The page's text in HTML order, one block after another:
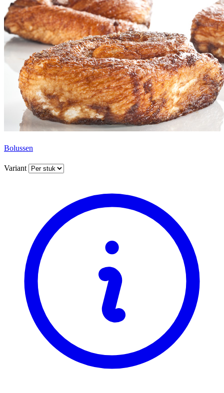
Bolussen
Variant